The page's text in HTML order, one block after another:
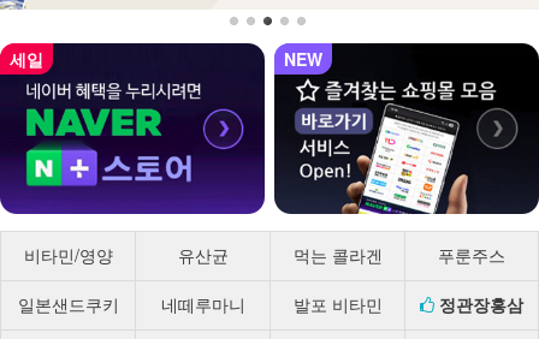
세일 NEW
비타민/영양 유산균 먹는 콜라겐
푸룬주스
일본샌드쿠키
네떼루마니 발포 비타민 정관장홍삼